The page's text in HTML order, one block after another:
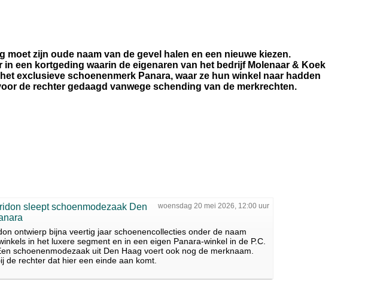
moet zijn oude naam van de gevel halen en een nieuwe kiezen.
in een kortgeding waarin de eigenaren van het bedrijf Molenaar & Koek
exclusieve schoenenmerk Panara, waar ze hun winkel naar hadden
de rechter gedaagd vanwege schending van de merkrechten.
woensdag 20 mei 2026, 12:00 uur
sleept schoenmodezaak Den
ontwierp bijna veertig jaar schoenencollecties onder de naam
in het luxere segment en in een eigen Panara-winkel in de P.C.
schoenenmodezaak uit Den Haag voert ook nog de merknaam.
de rechter dat hier een einde aan komt.